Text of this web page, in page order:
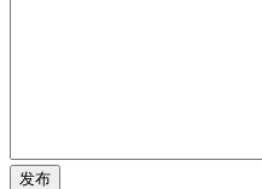
发布